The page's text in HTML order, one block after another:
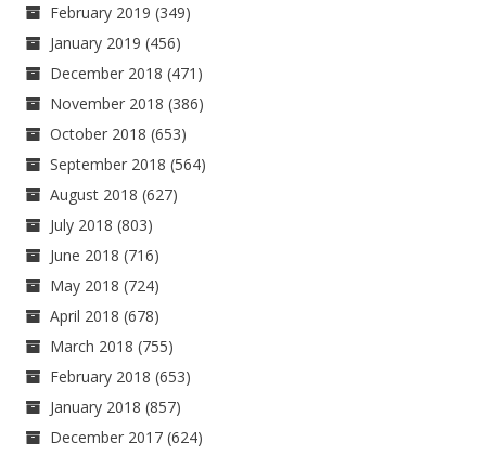
February 2019 (349)
January 2019 (456)
December 2018 (471)
November 2018 (386)
October 2018 (653)
September 2018 (564)
August 2018 (627)
July 2018 (803)
June 2018 (716)
May 2018 (724)
April 2018 (678)
March 2018 (755)
February 2018 (653)
January 2018 (857)
December 2017 (624)